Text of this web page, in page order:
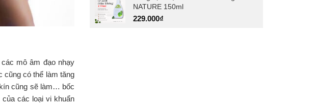
mô âm đạo nhạy
cũng có thể làm tăng
cũng sẽ làm… bốc
các loại vi khuẩn
NATURE 150ml
229.000₫